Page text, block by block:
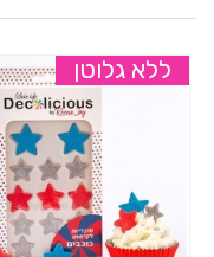
ללא גלוטן